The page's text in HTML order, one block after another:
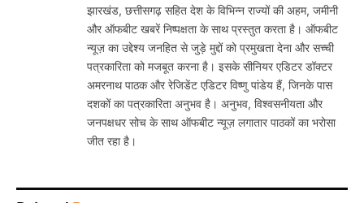
झारखंड, छत्तीसगढ़ सहित देश के विभिन्न राज्यों की अहम, जमीनी
और ऑफबीट खबरें निष्पक्षता के साथ प्रस्तुत करता है। ऑफबीट
न्यूज़ का उद्देश्य जनहित से जुड़े मुद्दों को प्रमुखता देना और सच्ची
पत्रकारिता को मजबूत करना है। इसके सीनियर एडिटर डॉक्टर
अमरनाथ पाठक और रेजिडेंट एडिटर विष्णु पांडेय हैं, जिनके पास
दशकों का पत्रकारिता अनुभव है। अनुभव, विश्वसनीयता और
जनपक्षधर सोच के साथ ऑफबीट न्यूज़ लगातार पाठकों का भरोसा
जीत रहा है।